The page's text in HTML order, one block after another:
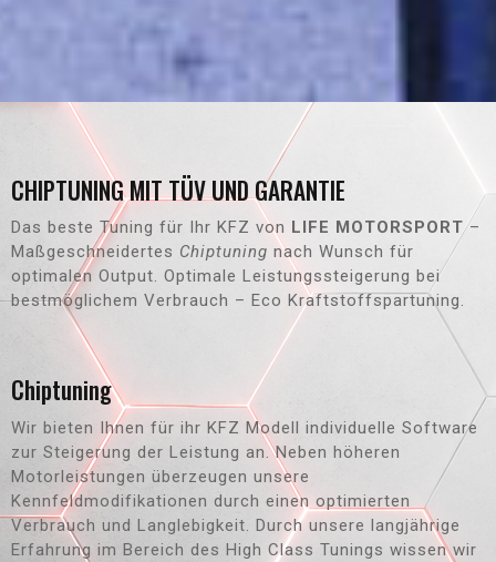
CHIPTUNING MIT TÜV UND GARANTIE
Das beste Tuning für Ihr KFZ von LIFE MOTORSPORT–
Maßgeschneidertes Chiptuning nach Wunsch für
optimalen Output. Optimale Leistungssteigerung bei
bestmöglichem Verbrauch – Eco Kraftstoffspartuning.
Chiptuning
Wir bieten Ihnen für ihr KFZ Modell individuelle Software
zur Steigerung der Leistung an. Neben höheren
Motorleistungen überzeugen unsere
Kennfeldmodifikationen durch einen optimierten
Verbrauch und Langlebigkeit. Durch unsere langjährige
Erfahrung im Bereich des High Class Tunings wissen wir